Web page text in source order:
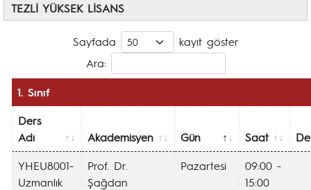
TEZLİ YÜKSEK LİSANS
Sayfada
kayıt göster
Ara:
1. Sınıf
Ders
Adı
Akademisyen Gün Saat
YHEU8001-
Uzmanlık
Prof. Dr.
Şağdan
Pazartesi
09:00 -
15:00